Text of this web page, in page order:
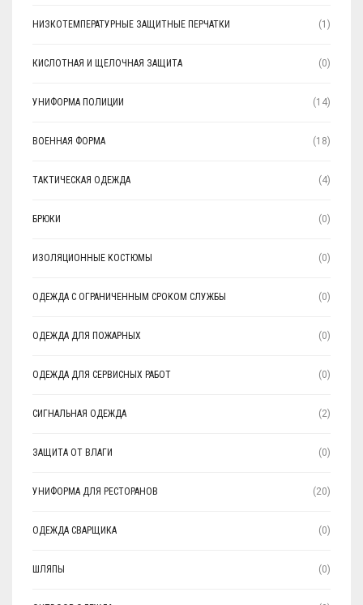
НИЗКОТЕМПЕРАТУРНЫЕ ЗАЩИТНЫЕ ПЕРЧАТКИ (1)
КИСЛОТНАЯ И ЩЕЛОЧНАЯ ЗАЩИТА (0)
УНИФОРМА ПОЛИЦИИ (14)
ВОЕННАЯ ФОРМА (18)
ТАКТИЧЕСКАЯ ОДЕЖДА (4)
БРЮКИ (0)
ИЗОЛЯЦИОННЫЕ КОСТЮМЫ (0)
ОДЕЖДА С ОГРАНИЧЕННЫМ СРОКОМ СЛУЖБЫ (0)
ОДЕЖДА ДЛЯ ПОЖАРНЫХ (0)
ОДЕЖДА ДЛЯ СЕРВИСНЫХ РАБОТ (0)
СИГНАЛЬНАЯ ОДЕЖДА (2)
ЗАЩИТА ОТ ВЛАГИ (0)
УНИФОРМА ДЛЯ РЕСТОРАНОВ (20)
ОДЕЖДА СВАРЩИКА (0)
ШЛЯПЫ (0)